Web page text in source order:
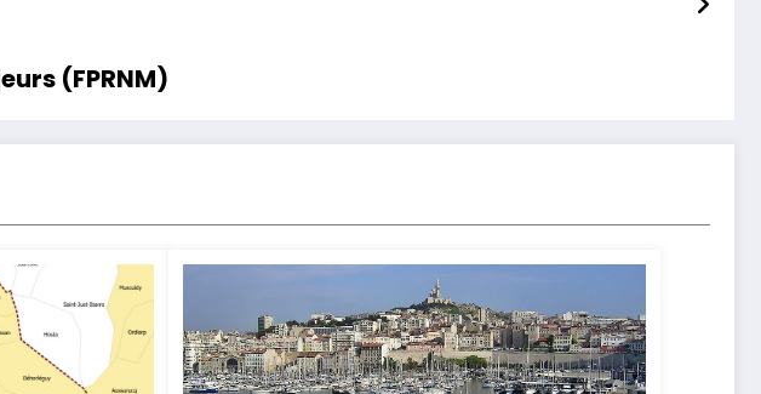
(FPRNM)